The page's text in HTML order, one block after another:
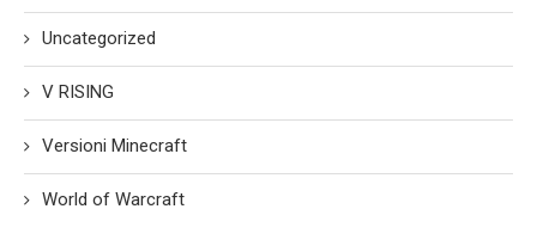
Uncategorized
V RISING
Versioni Minecraft
World of Warcraft